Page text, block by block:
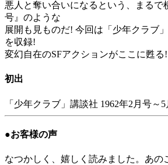
悪人と奪い合いになるという、まるで
号』のような
展開も見ものだ! 今回は「少年クラブ
を収録!
変幻自在のSFアクションがここに甦る
初出
「少年クラブ」講談社 1962年2月号～
●お客様の声
なつかしく、嬉しく読みました。あの